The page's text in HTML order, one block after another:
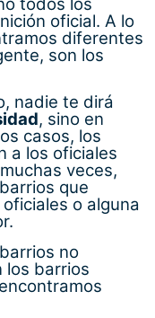
oficial. A lo
diferentes
son los
nadie te dirá
, sino en
casos, los
a los oficiales
veces,
que
o alguna
no
los barrios